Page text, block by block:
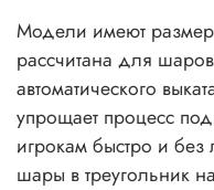
Модели имеют размер
рассчитана для
автоматического
упрощает процесс
игрокам быстро и
шары в треугольник